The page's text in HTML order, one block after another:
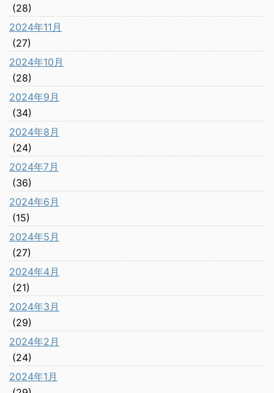
(28)
2024年11月
(27)
2024年10月
(28)
2024年9月
(34)
2024年8月
(24)
2024年7月
(36)
2024年6月
(15)
2024年5月
(27)
2024年4月
(21)
2024年3月
(29)
2024年2月
(24)
2024年1月